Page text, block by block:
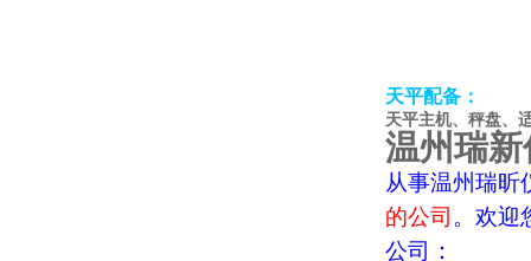
天平配备：
天平主机、秤盘、
温州瑞
从事温州瑞昕
的公司 。欢迎
公司 ：